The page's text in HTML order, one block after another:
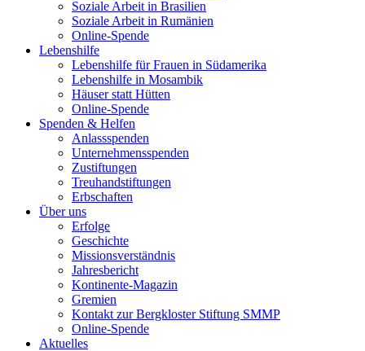
Soziale Arbeit in Brasilien
Soziale Arbeit in Rumänien
Online-Spende
Lebenshilfe
Lebenshilfe für Frauen in Südamerika
Lebenshilfe in Mosambik
Häuser statt Hütten
Online-Spende
Spenden & Helfen
Anlassspenden
Unternehmensspenden
Zustiftungen
Treuhandstiftungen
Erbschaften
Über uns
Erfolge
Geschichte
Missionsverständnis
Jahresbericht
Kontinente-Magazin
Gremien
Kontakt zur Bergkloster Stiftung SMMP
Online-Spende
Aktuelles